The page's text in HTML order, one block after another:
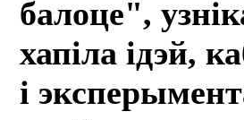
балоце",
хапіла ідэй,
і